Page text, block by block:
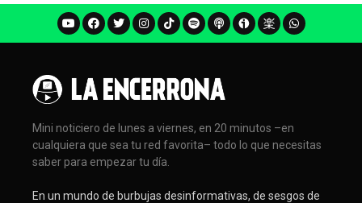
Mini noticiero de lunes a viernes, en 20 minutos –en
cualquiera que sea tu red favorita– todo lo que necesitas
saber para empezar tu día.
En un mundo de burbujas desinformativas, de sesgos de